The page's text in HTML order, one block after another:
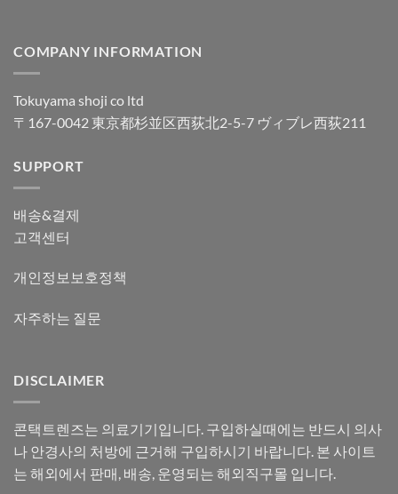
COMPANY INFORMATION
Tokuyama shoji co ltd
〒167-0042 東京都杉並区西荻北2-5-7 ヴィブレ西荻211
SUPPORT
배송&결제
고객센터
개인정보보호정책
자주하는 질문
DISCLAIMER
콘택트렌즈는 의료기기입니다. 구입하실때에는 반드시 의사
나 안경사의 처방에 근거해 구입하시기 바랍니다. 본 사이트
는 해외에서 판매, 배송, 운영되는 해외직구몰 입니다.